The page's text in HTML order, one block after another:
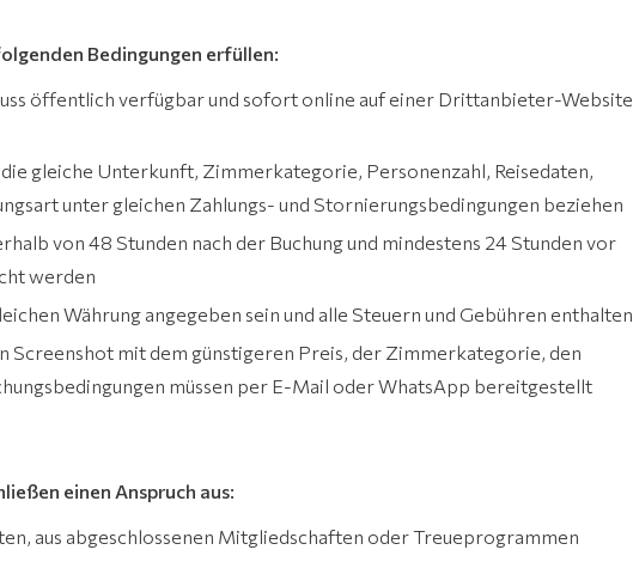
Bedingungen erfüllen:
öffentlich verfügbar und sofort online auf einer Drittanbieter-Website
die gleiche Unterkunft, Zimmerkategorie, Personenzahl, Reisedaten,
unter gleichen Zahlungs- und Stornierungsbedingungen beziehen
von 48 Stunden nach der Buchung und mindestens 24 Stunden vor
werden
Währung angegeben sein und alle Steuern und Gebühren enthalten
Screenshot mit dem günstigeren Preis, der Zimmerkategorie, den
müssen per E-Mail oder WhatsApp bereitgestellt
einen Anspruch aus:
aus abgeschlossenen Mitgliedschaften oder Treueprogrammen